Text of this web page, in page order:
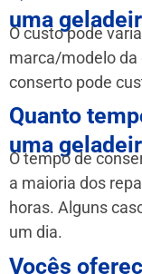
uma
O custo pode
marca/modelo da
conserto pode
Quanto
uma
O tempo de
a maioria dos
horas. Alguns
um dia.
Vocês